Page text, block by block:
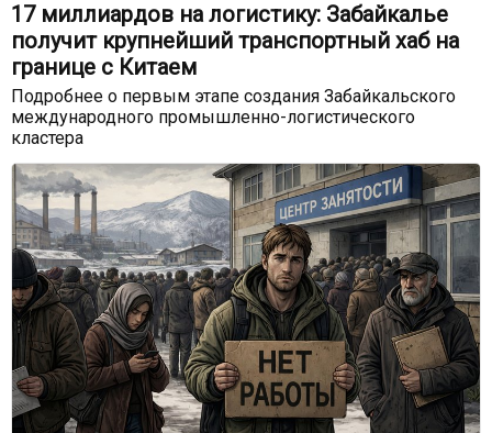
17 миллиардов на логистику: Забайкалье
получит крупнейший транспортный хаб на
границе с Китаем
Подробнее о первым этапе создания Забайкальского
международного промышленно-логистического
кластера